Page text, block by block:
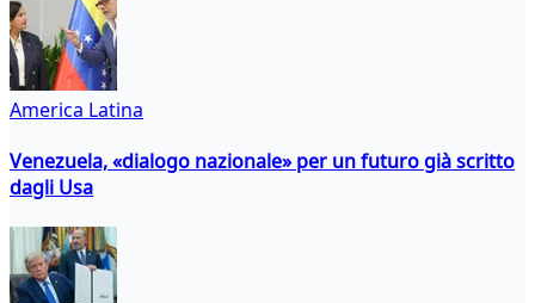
America Latina
Venezuela, «dialogo nazionale» per un futuro già scritto
dagli Usa